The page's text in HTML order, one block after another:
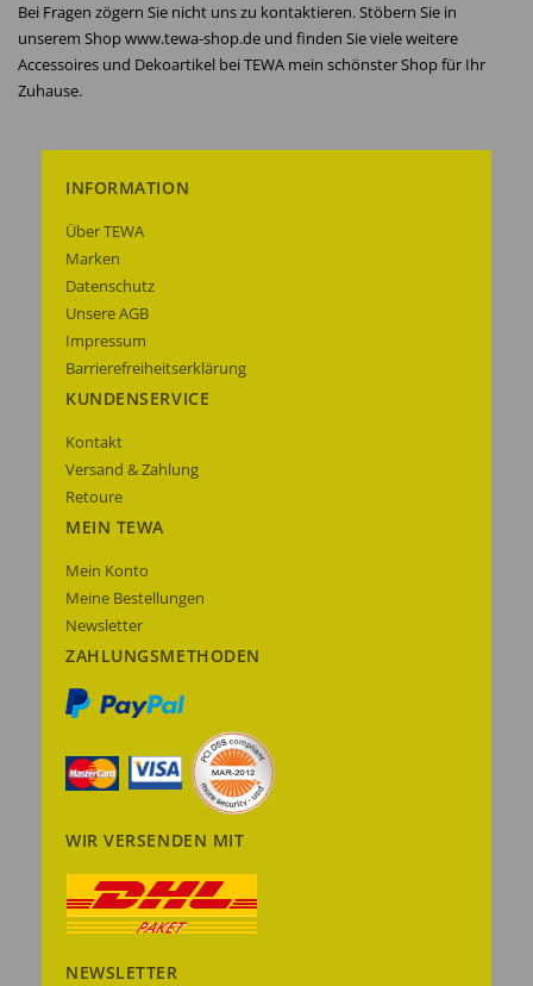
Bei Fragen zögern Sie nicht uns zu kontaktieren. Stöbern Sie in
unserem Shop www.tewa-shop.de und finden Sie viele weitere
Accessoires und Dekoartikel bei TEWA mein schönster Shop für Ihr
Zuhause.
INFORMATION
Über TEWA
Marken
Datenschutz
Unsere AGB
Impressum
Barrierefreiheitserklärung
KUNDENSERVICE
Kontakt
Versand & Zahlung
Retoure
MEIN TEWA
Mein Konto
Meine Bestellungen
Newsletter
ZAHLUNGSMETHODEN
WIR VERSENDEN MIT
NEWSLETTER